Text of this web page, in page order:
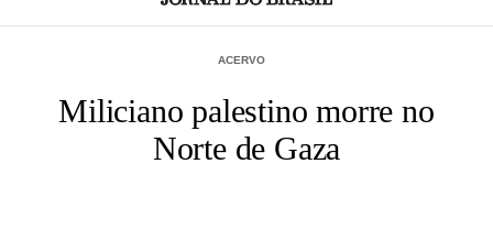
ACERVO
Miliciano palestino morre no
Norte de Gaza